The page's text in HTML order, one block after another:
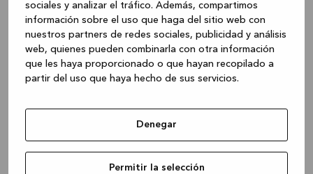
sociales y analizar el tráfico. Además, compartimos
información sobre el uso que haga del sitio web con
nuestros partners de redes sociales, publicidad y análisis
web, quienes pueden combinarla con otra información
que les haya proporcionado o que hayan recopilado a
partir del uso que haya hecho de sus servicios.
Denegar
Permitir la selección
Application error: a client-side exception has occurred